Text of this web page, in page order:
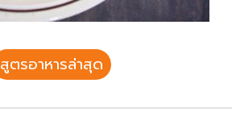
สูตรอาหารล่าสุด